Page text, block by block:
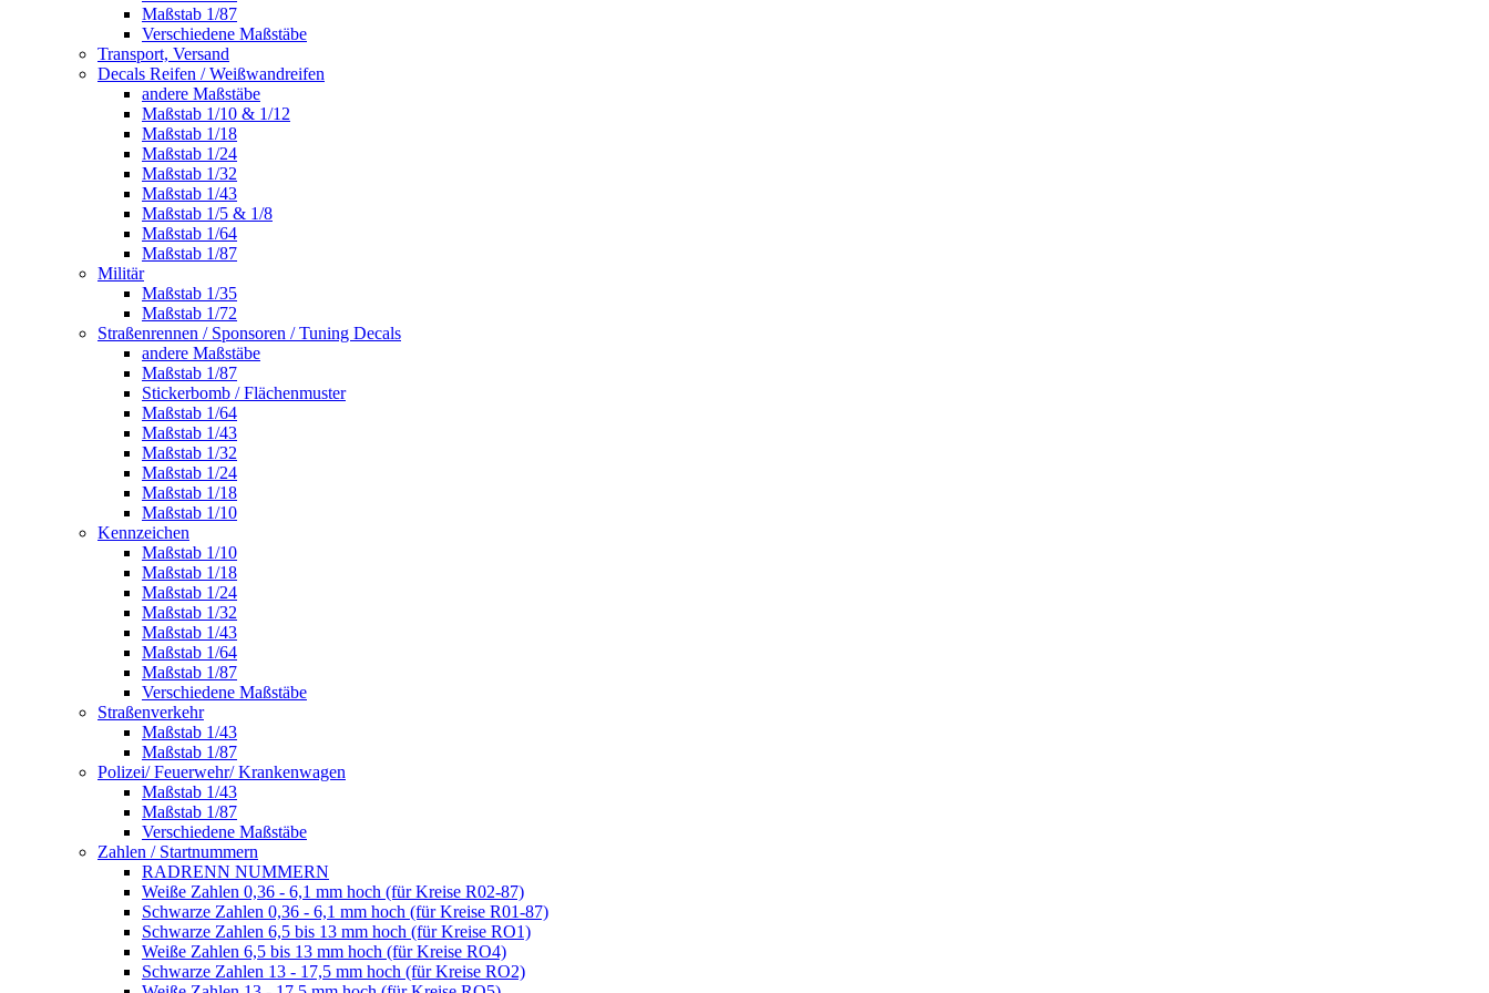
Maßstab 1/87
Verschiedene Maßstäbe
Transport, Versand
Decals Reifen / Weißwandreifen
andere Maßstäbe
Maßstab 1/10 & 1/12
Maßstab 1/18
Maßstab 1/24
Maßstab 1/32
Maßstab 1/43
Maßstab 1/5 & 1/8
Maßstab 1/64
Maßstab 1/87
Militär
Maßstab 1/35
Maßstab 1/72
Straßenrennen / Sponsoren / Tuning Decals
andere Maßstäbe
Maßstab 1/87
Stickerbomb / Flächenmuster
Maßstab 1/64
Maßstab 1/43
Maßstab 1/32
Maßstab 1/24
Maßstab 1/18
Maßstab 1/10
Kennzeichen
Maßstab 1/10
Maßstab 1/18
Maßstab 1/24
Maßstab 1/32
Maßstab 1/43
Maßstab 1/64
Maßstab 1/87
Verschiedene Maßstäbe
Straßenverkehr
Maßstab 1/43
Maßstab 1/87
Polizei/ Feuerwehr/ Krankenwagen
Maßstab 1/43
Maßstab 1/87
Verschiedene Maßstäbe
Zahlen / Startnummern
RADRENN NUMMERN
Weiße Zahlen 0,36 - 6,1 mm hoch (für Kreise R02-87)
Schwarze Zahlen 0,36 - 6,1 mm hoch (für Kreise R01-87)
Schwarze Zahlen 6,5 bis 13 mm hoch (für Kreise RO1)
Weiße Zahlen 6,5 bis 13 mm hoch (für Kreise RO4)
Schwarze Zahlen 13 - 17,5 mm hoch (für Kreise RO2)